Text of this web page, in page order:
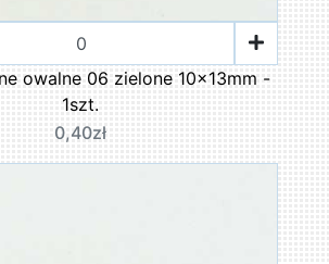
owalne 06 zielone 10x13mm -
1szt.
0,40zł